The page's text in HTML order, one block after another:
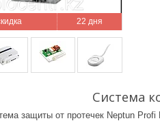
22 дня
Система
защиты от протечек Neptun